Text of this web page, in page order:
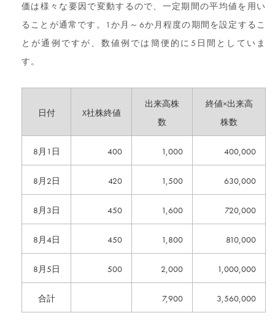
価は様々な要因で変動するので、一定期間の平均値を用い
ることが通常です。1か月～6か月程度の期間を設定するこ
とが通例ですが、数値例では簡便的に5日間としていま
す。
日付 X社株終値
出来高株
数
終値×出来高
株数
8月1日 400 1,000 400,000
8月2日 420 1,500 630,000
8月3日 450 1,600 720,000
8月4日 450 1,800 810,000
8月5日 500 2,000 1,000,000
合計 7,900 3,560,000